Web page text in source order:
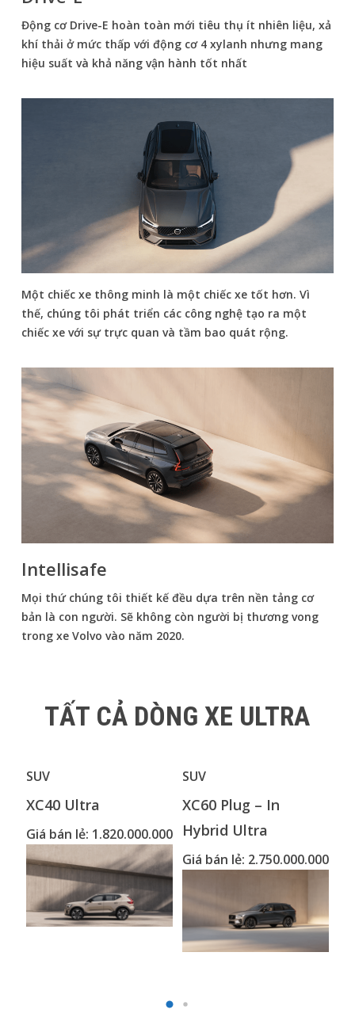
Động cơ Drive-E hoàn toàn mới tiêu thụ ít nhiên liệu, xả
khí thải ở mức thấp với động cơ 4 xylanh nhưng mang
hiệu suất và khả năng vận hành tốt nhất
Một chiếc xe thông minh là một chiếc xe tốt hơn. Vì
thế, chúng tôi phát triển các công nghệ tạo ra một
chiếc xe với sự trực quan và tầm bao quát rộng.
Intellisafe
Mọi thứ chúng tôi thiết kế đều dựa trên nền tảng cơ
bản là con người. Sẽ không còn người bị thương vong
trong xe Volvo vào năm 2020.
TẤT CẢ DÒNG XE ULTRA
SUV
XC40 Ultra
Giá bán lẻ: 1.820.000.000
SUV
XC60 Plug – In
Hybrid Ultra
Giá bán lẻ: 2.750.000.000